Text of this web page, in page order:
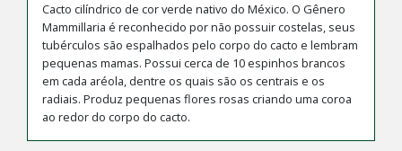
Cacto cilíndrico de cor verde nativo do México. O Gênero
Mammillaria é reconhecido por não possuir costelas, seus
tubérculos são espalhados pelo corpo do cacto e lembram
pequenas mamas. Possui cerca de 10 espinhos brancos
em cada aréola, dentre os quais são os centrais e os
radiais. Produz pequenas flores rosas criando uma coroa
ao redor do corpo do cacto.